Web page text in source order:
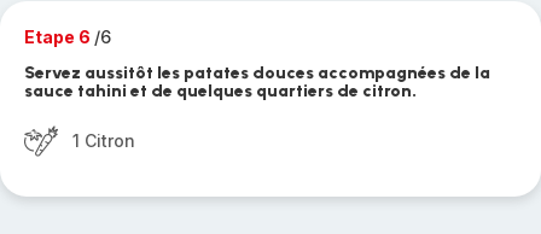
Etape 6 /6
Servez aussitôt les patates douces accompagnées de la
sauce tahini et de quelques quartiers de citron.
1 Citron